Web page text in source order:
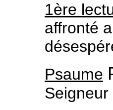
1ère
affronté
Psaume